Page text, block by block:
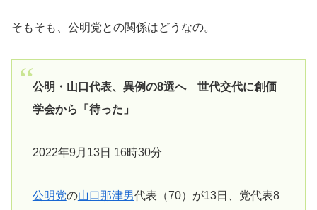
そもそも、公明党との関係はどうなの。
公明・山口代表、異例の8選へ 世代交代に創価
学会から「待った」
2022年9月13日 16時30分
公明党の山口那津男代表（70）が13日、党代表8